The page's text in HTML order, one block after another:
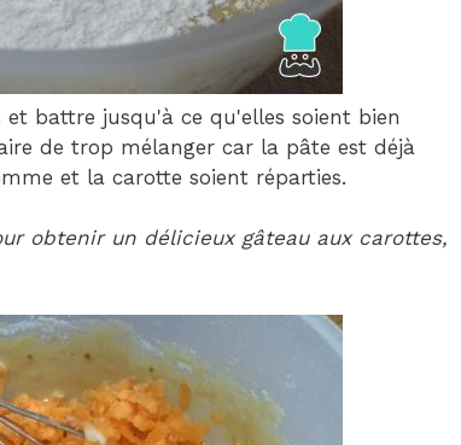
battre jusqu'à ce qu'elles soient bien
de trop mélanger car la pâte est déjà
et la carotte soient réparties.
obtenir un délicieux gâteau aux carottes,